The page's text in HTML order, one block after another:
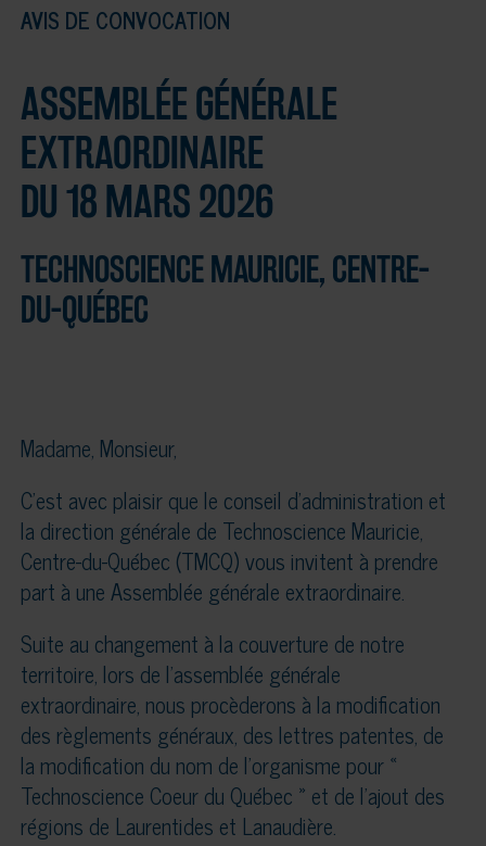
AVIS DE CONVOCATION
ASSEMBLÉE GÉNÉRALE
EXTRAORDINAIRE
DU 18 MARS 2026
TECHNOSCIENCE MAURICIE, CENTRE-
DU-QUÉBEC
Madame, Monsieur,
C’est avec plaisir que le conseil d’administration et
la direction générale de Technoscience Mauricie,
Centre-du-Québec (TMCQ) vous invitent à prendre
part à une Assemblée générale extraordinaire.
Suite au changement à la couverture de notre
territoire, lors de l’assemblée générale
extraordinaire, nous procèderons à la modification
des règlements généraux, des lettres patentes, de
la modification du nom de l’organisme pour «
Technoscience Coeur du Québec » et de l’ajout des
régions de Laurentides et Lanaudière.